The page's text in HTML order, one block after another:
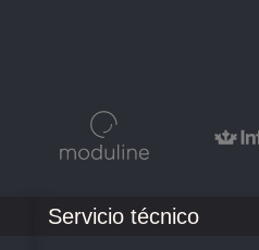
Servicio técnico